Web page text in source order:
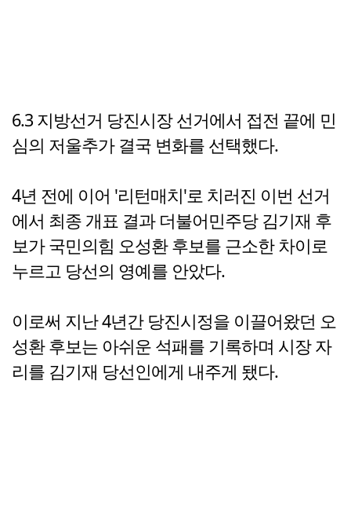
6.3 지방선거 당진시장 선거에서 접전 끝에 민
심의 저울추가 결국 변화를 선택했다.
4년 전에 이어 '리턴매치'로 치러진 이번 선거
에서 최종 개표 결과 더불어민주당 김기재 후
보가 국민의힘 오성환 후보를 근소한 차이로
누르고 당선의 영예를 안았다.
이로써 지난 4년간 당진시정을 이끌어왔던 오
성환 후보는 아쉬운 석패를 기록하며 시장 자
리를 김기재 당선인에게 내주게 됐다.